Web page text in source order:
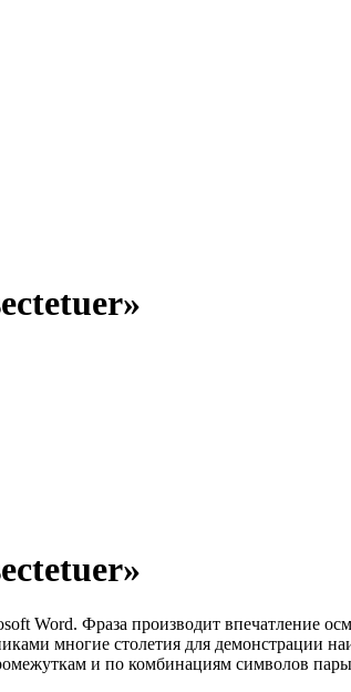
Word. Фраза производит впечатление
многие столетия для демонстрации
и по комбинациям символов